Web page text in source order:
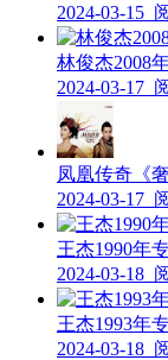
2024-03-15
林俊杰2008
2024-03-17
凤凰传奇《
2024-03-17
王杰1990年
2024-03-18
王杰1993年
2024-03-18